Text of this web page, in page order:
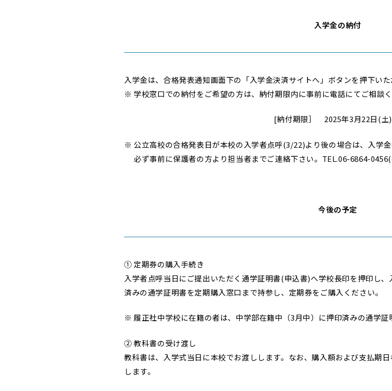
入学金の納付
入学金は、合格発表通知画面下の「入学金決済サイトへ」ボタンを押下いた
※ 学校窓口での納付をご希望の方は、納付期限内に事前に電話にてご相談く
[納付期限］ 2025年3月22日(土)
※ 公立高校の合格発表日が本校の入学者点呼(3/22)より後の場合は、入学金
必ず事前に保護者の方より担当者までご連絡下さい。TEL.06-6864-
今後の予定
① 定期券の購入手続き
入学者点呼当日にご提出いただく通学証明書(申込書)へ学校長印を押印し
済みの通学証明書を定期購入窓口まで持参し、定期券をご購入ください。
※ 履正社中学校に在籍の者は、中学部在籍中（3月中）に押印済みの通学証
② 教科書の受け渡し
教科書は、入学式当日に本校でお渡しします。なお、購入額および支払期
します。